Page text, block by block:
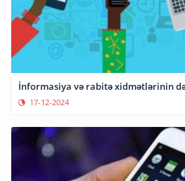
İnformasiya və rabitə xidmətlərinin
17-12-2024